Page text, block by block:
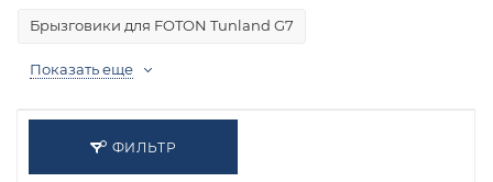
Брызговики для FOTON Tunland G7
Показать еще
ФИЛЬТР